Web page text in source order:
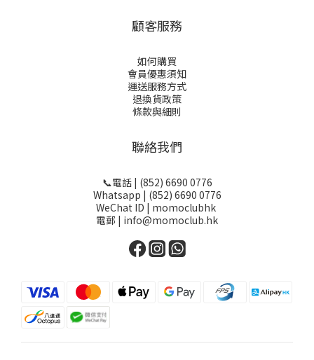
顧客服務
如何購買
會員優惠須知
運送服務方式
退換貨政策
條款與細則
聯絡我們
📞電話 | (852) 6690 0776
Whatsapp | (852) 6690 0776
WeChat ID | momoclubhk
電郵 | info@momoclub.hk